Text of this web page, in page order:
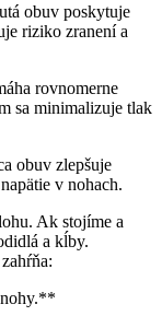
obuv poskytuje
riziko zranení a
rovnomerne
sa minimalizuje tlak
obuv zlepšuje
v nohach.
Ak stojíme a
a kĺby.